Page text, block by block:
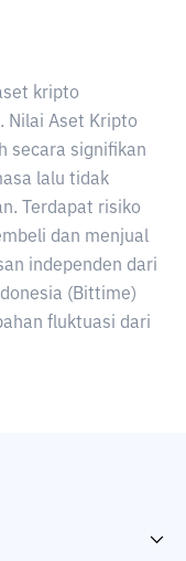
kripto
Nilai Aset Kripto
secara signifikan
lalu tidak
Terdapat risiko
dan menjual
independen dari
(Bittime)
fluktuasi dari